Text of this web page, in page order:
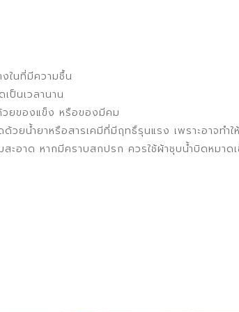
ในที่มีความชื้น
ป็นเวลานาน
ยของแข็ง หรือของมีคม
วยน้ำยาหรือสารเคมีที่มีฤทธิ์รุนแรง เพราะอาจทำ
สะอาด หากมีคราบสกปรก ควรใช้ผ้าชุบน้ำบิดหมาด